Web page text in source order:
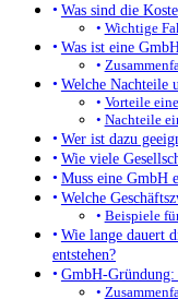
Was sind die
Wichtige
Was ist eine
Welche Nachteile
Vorteile
Nachteile
Wer ist dazu
Wie viele
Muss eine GmbH
Welche
Beispiele
Wie lange dauert
entstehen?
GmbH-Gründung: